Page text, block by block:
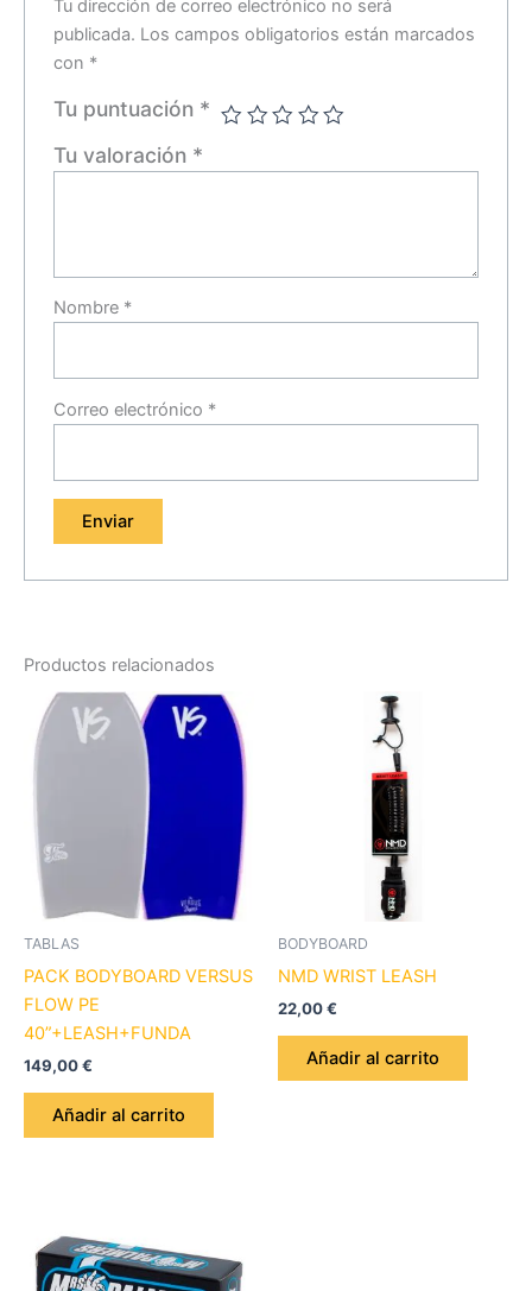
Tu dirección de correo electrónico no será
publicada. Los campos obligatorios están marcados
con *
Tu puntuación *
Tu valoración *
Nombre *
Correo electrónico *
Productos relacionados
TABLAS
PACK BODYBOARD VERSUS
FLOW PE
40”+LEASH+FUNDA
149,00€
Añadir al carrito
BODYBOARD
NMD WRIST LEASH
22,00€
Añadir al carrito